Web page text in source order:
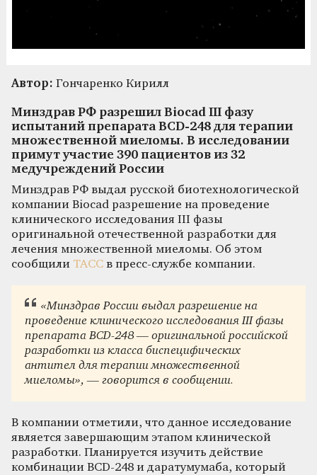
Автор: Гончаренко Кирилл
Минздрав РФ разрешил Biocad III фазу
испытаний препарата BCD-248 для терапии
множественной миеломы. В исследовании
примут участие 390 пациентов из 32
медучреждений России
Минздрав РФ выдал русской биотехнологической
компании Biocad разрешение на проведение
клинического исследования III фазы
оригинальной отечественной разработки для
лечения множественной миеломы. Об этом
сообщили ТАСС в пресс-службе компании.
«Минздрав России выдал разрешение на
проведение клинического исследования III фазы
препарата BCD-248 — оригинальной российской
разработки из класса биспецифических
антител для терапии множественной
миеломы», — говорится в сообщении.
В компании отметили, что данное исследование
является завершающим этапом клинической
разработки. Планируется изучить действие
комбинации BCD-248 и даратумумаба, который